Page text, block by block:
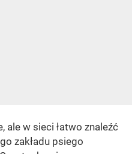
ale w sieci łatwo znaleźć
zakładu psiego